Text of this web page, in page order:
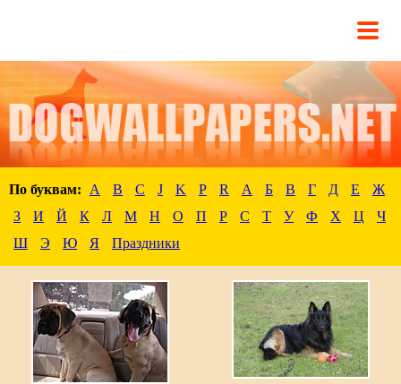
По буквам: A B C J K P R А Б В Г Д Е
Ж
З
И Й К Л М Н О П Р С Т У Ф Х Ц
Ч
Ш
Э Ю Я Праздники